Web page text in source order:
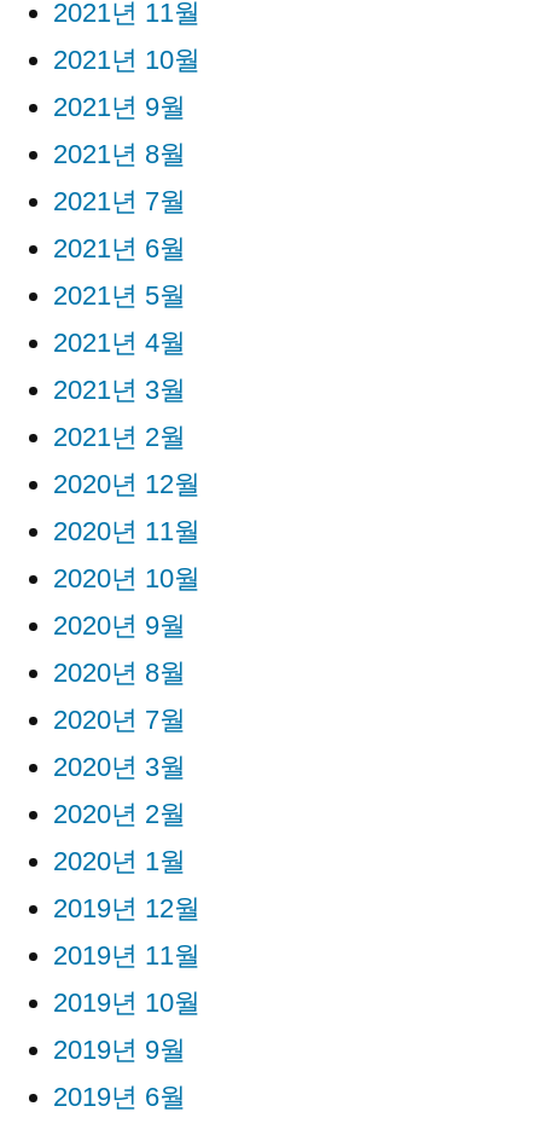
2021년 11월
2021년 10월
2021년 9월
2021년 8월
2021년 7월
2021년 6월
2021년 5월
2021년 4월
2021년 3월
2021년 2월
2020년 12월
2020년 11월
2020년 10월
2020년 9월
2020년 8월
2020년 7월
2020년 3월
2020년 2월
2020년 1월
2019년 12월
2019년 11월
2019년 10월
2019년 9월
2019년 6월